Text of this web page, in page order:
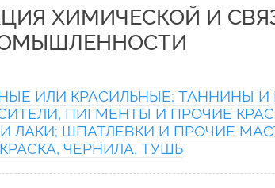
ХИМИЧЕСКОЙ И
ИЛИ КРАСИЛЬНЫЕ; ТАННИНЫ И
ПИГМЕНТЫ И ПРОЧИЕ
ЛАКИ; ШПАТЛЕВКИ И ПРОЧИЕ
ЧЕРНИЛА, ТУШЬ